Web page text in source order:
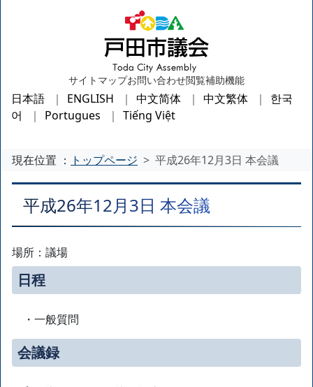
サイトマップお問い合わせ閲覧補助機能
日本語 ENGLISH 中文简体 中文繁体
한국
어
Portugues Tiếng Việt
現在位置 ： トップページ 平成26年12月3日 本会議
平成26年12月3日 本会議
場所：議場
日程
・一般質問
会議録